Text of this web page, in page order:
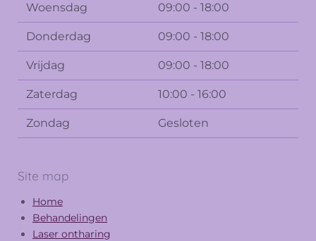
Woensdag 09:00 - 18:00
Donderdag 09:00 - 18:00
Vrijdag 09:00 - 18:00
Zaterdag 10:00 - 16:00
Zondag Gesloten
Site map
Home
Behandelingen
Laser ontharing